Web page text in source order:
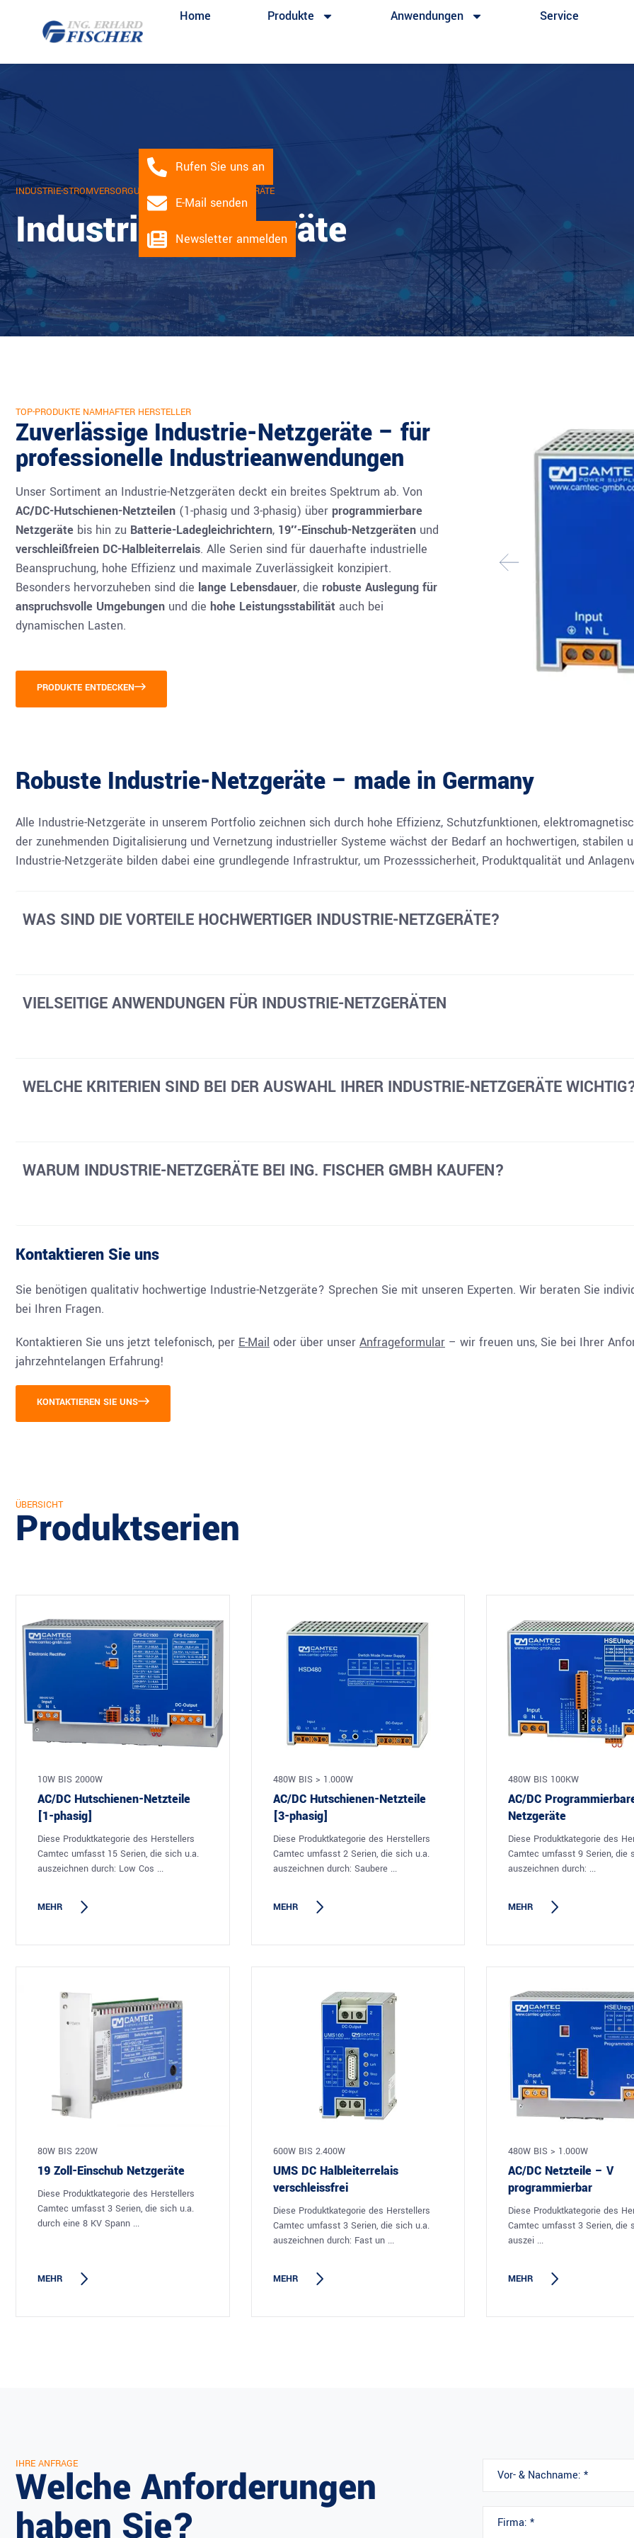
Home Produkte Anwendungen Service
INDUSTRIE-STROMVERSORGUNGEN / INDUSTRIE-NETZGERÄTE
Industrie-Netzgeräte
TOP-PRODUKTE NAMHAFTER HERSTELLER
Zuverlässige Industrie-Netzgeräte – für
professionelle Industrieanwendungen
Unser Sortiment an Industrie-Netzgeräten deckt ein breites Spektrum ab. Von
AC/DC-Hutschienen-Netzteilen (1-phasig und 3-phasig) über programmierbare
Netzgeräte bis hin zu Batterie-Ladegleichrichtern, 19″-Einschub-Netzgeräten und
verschleißfreien DC-Halbleiterrelais. Alle Serien sind für dauerhafte industrielle
Beanspruchung, hohe Effizienz und maximale Zuverlässigkeit konzipiert.
Besonders hervorzuheben sind die lange Lebensdauer, die robuste Auslegung für
anspruchsvolle Umgebungen und die hohe Leistungsstabilität auch bei
dynamischen Lasten.
PRODUKTE ENTDECKEN
Robuste Industrie-Netzgeräte – made in Germany
Alle Industrie-Netzgeräte in unserem Portfolio zeichnen sich durch hohe Effizienz, Schutzfunktionen,
der zunehmenden Digitalisierung und Vernetzung industrieller Systeme wächst der Bedarf an hochwertigen, stabilen
Industrie-Netzgeräte bilden dabei eine grundlegende Infrastruktur, um Prozesssicherheit, Produktqualität und
WAS SIND DIE VORTEILE HOCHWERTIGER INDUSTRIE-NETZGERÄTE?
VIELSEITIGE ANWENDUNGEN FÜR INDUSTRIE-NETZGERÄTEN
WELCHE KRITERIEN SIND BEI DER AUSWAHL IHRER INDUSTRIE-NETZGERÄTE
WARUM INDUSTRIE-NETZGERÄTE BEI ING. FISCHER GMBH KAUFEN?
Kontaktieren Sie uns
Sie benötigen qualitativ hochwertige Industrie-Netzgeräte? Sprechen Sie mit unseren Experten. Wir beraten Sie
bei Ihren Fragen.
Kontaktieren Sie uns jetzt telefonisch, per E-Mail oder über unser Anfrageformular – wir freuen uns, Sie bei Ihrer
jahrzehntelangen Erfahrung!
KONTAKTIEREN SIE UNS
ÜBERSICHT
Produktserien
10W BIS 2000W
AC/DC Hutschienen-Netzteile
[1-phasig]
Diese Produktkategorie des Herstellers
Camtec umfasst 15 Serien, die sich u.a.
auszeichnen durch: Low Cos ...
MEHR
480W BIS > 1.000W
AC/DC Hutschienen-Netzteile
[3-phasig]
Diese Produktkategorie des Herstellers
Camtec umfasst 2 Serien, die sich u.a.
auszeichnen durch: Saubere ...
MEHR
480W BIS 100KW
AC/DC
Netzgeräte
Diese Produktkategorie des
Camtec umfasst 9 Serien, die
auszeichnen durch: ...
MEHR
80W BIS 220W
19 Zoll-Einschub Netzgeräte
Diese Produktkategorie des Herstellers
Camtec umfasst 3 Serien, die sich u.a.
durch eine 8 KV Spann ...
MEHR
600W BIS 2.400W
UMS DC Halbleiterrelais
verschleissfrei
Diese Produktkategorie des Herstellers
Camtec umfasst 3 Serien, die sich u.a.
auszeichnen durch: Fast un ...
MEHR
480W BIS > 1.000W
AC/DC Netzteile – V
programmierbar
Diese Produktkategorie des
Camtec umfasst 3 Serien, die
auszei ...
MEHR
IHRE ANFRAGE
Welche Anforderungen
haben Sie?
Rufen Sie uns an
E-Mail senden
Newsletter anmelden